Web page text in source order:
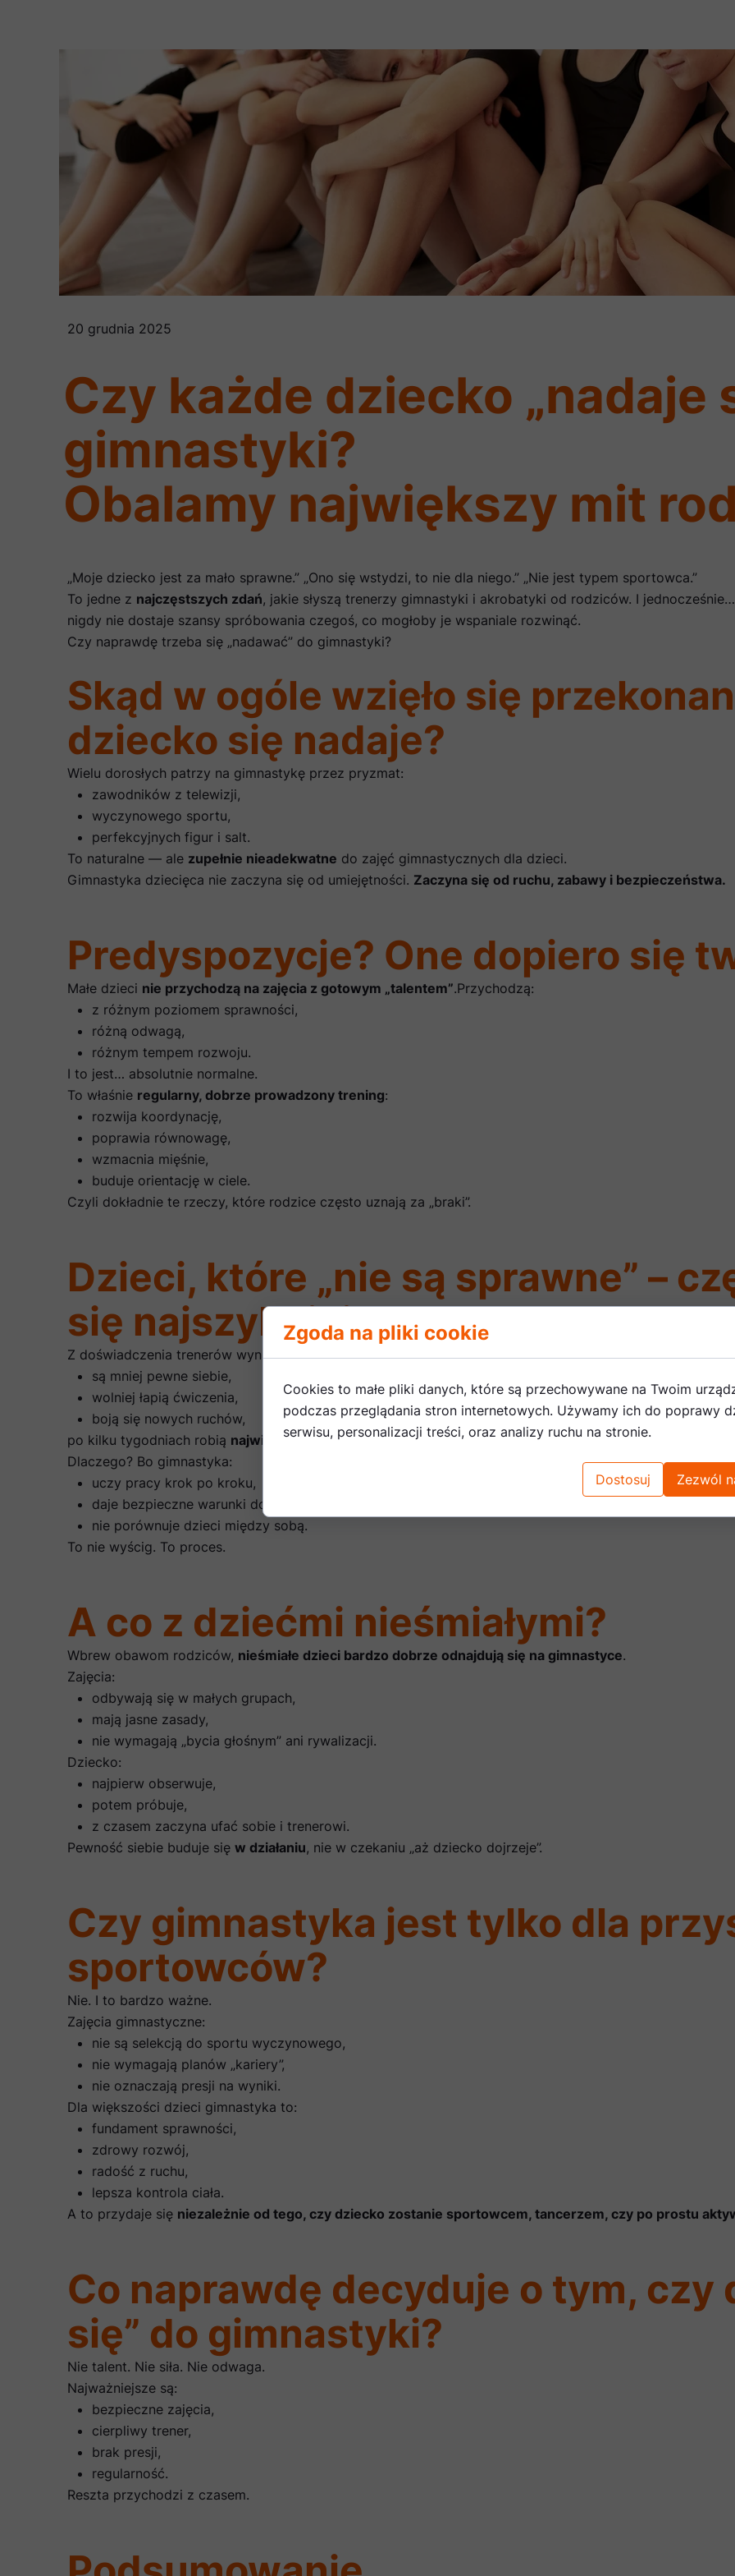
20 grudnia 2025
Czy każde dziecko „nadaje
gimnastyki?
Obalamy największy mit
„Moje dziecko jest za mało sprawne.” „Ono się wstydzi, to nie dla niego.” „Nie jest typem sportowca.”
To jedne z najczęstszych zdań, jakie słyszą trenerzy gimnastyki i akrobatyki od rodziców. I jednocześnie…
nigdy nie dostaje szansy spróbowania czegoś, co mogłoby je wspaniale rozwinąć.
Czy naprawdę trzeba się „nadawać” do gimnastyki?
Skąd w ogóle wzięło się
dziecko się nadaje?
Wielu dorosłych patrzy na gimnastykę przez pryzmat:
zawodników z telewizji,
wyczynowego sportu,
perfekcyjnych figur i salt.
To naturalne — ale zupełnie nieadekwatne do zajęć gimnastycznych dla dzieci.
Gimnastyka dziecięca nie zaczyna się od umiejętności. Zaczyna się od ruchu, zabawy i bezpieczeństwa.
Predyspozycje? One dopiero się
Małe dzieci nie przychodzą na zajęcia z gotowym „talentem”.Przychodzą:
z różnym poziomem sprawności,
różną odwagą,
różnym tempem rozwoju.
I to jest… absolutnie normalne.
To właśnie regularny, dobrze prowadzony trening:
rozwija koordynację,
poprawia równowagę,
wzmacnia mięśnie,
buduje orientację w ciele.
Czyli dokładnie te rzeczy, które rodzice często uznają za „braki”.
Dzieci, które „nie są sprawne” –
się najszybciej
Z doświadczenia trenerów wynika coś bardzo ciekawego: dzieci, które na początku:
są mniej pewne siebie,
wolniej łapią ćwiczenia,
boją się nowych ruchów,
po kilku tygodniach robią największy postęp.
Dlaczego? Bo gimnastyka:
uczy pracy krok po kroku,
daje bezpieczne warunki do prób,
nie porównuje dzieci między sobą.
To nie wyścig. To proces.
A co z dziećmi nieśmiałymi?
Wbrew obawom rodziców, nieśmiałe dzieci bardzo dobrze odnajdują się na gimnastyce.
Zajęcia:
odbywają się w małych grupach,
mają jasne zasady,
nie wymagają „bycia głośnym” ani rywalizacji.
Dziecko:
najpierw obserwuje,
potem próbuje,
z czasem zaczyna ufać sobie i trenerowi.
Pewność siebie buduje się w działaniu, nie w czekaniu „aż dziecko dojrzeje”.
Czy gimnastyka jest tylko dla
sportowców?
Nie. I to bardzo ważne.
Zajęcia gimnastyczne:
nie są selekcją do sportu wyczynowego,
nie wymagają planów „kariery”,
nie oznaczają presji na wyniki.
Dla większości dzieci gimnastyka to:
fundament sprawności,
zdrowy rozwój,
radość z ruchu,
lepsza kontrola ciała.
A to przydaje się niezależnie od tego, czy dziecko zostanie sportowcem, tancerzem, czy po prostu
Co naprawdę decyduje o tym, czy
się” do gimnastyki?
Nie talent. Nie siła. Nie odwaga.
Najważniejsze są:
bezpieczne zajęcia,
cierpliwy trener,
brak presji,
regularność.
Reszta przychodzi z czasem.
Zgoda na pliki cookie
Cookies to małe pliki danych, które są przechowywane na Twoim
podczas przeglądania stron internetowych. Używamy ich do poprawy
serwisu, personalizacji treści, oraz analizy ruchu na stronie.
Dostosuj Zezwól